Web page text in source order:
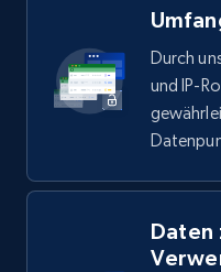
Durch
und IP-
Daten